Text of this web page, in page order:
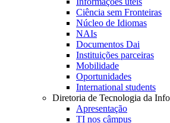
Ciência sem Fronteiras
Núcleo de Idiomas
NAIs
Documentos Dai
Instituições parceiras
Mobilidade
Oportunidades
International students
Diretoria de Tecnologia da
Apresentação
TI nos câmpus